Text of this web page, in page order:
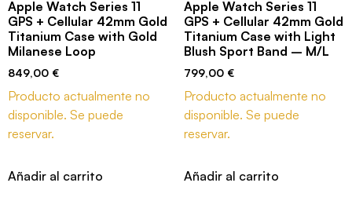
Apple Watch Series 11
GPS + Cellular 42mm Gold
Titanium Case with Gold
Milanese Loop
849,00 €
Producto actualmente no
disponible. Se puede
reservar.
Añadir al carrito
Apple Watch Series 11
GPS + Cellular 42mm Gold
Titanium Case with Light
Blush Sport Band – M/L
799,00 €
Producto actualmente no
disponible. Se puede
reservar.
Añadir al carrito